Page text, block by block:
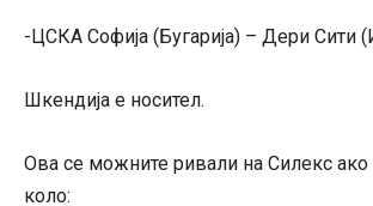
-ЦСКА Софија (Бугарија) – Дери Сити
Шкендија е носител.
Ова се можните ривали на Силекс
коло: